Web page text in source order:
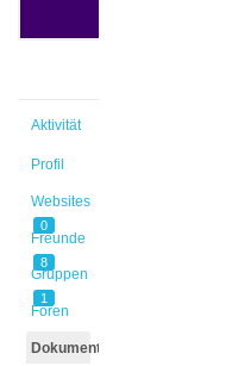
Aktivität
Profil
Websites
0
Freunde
8
Gruppen
1
Foren
Dokumente